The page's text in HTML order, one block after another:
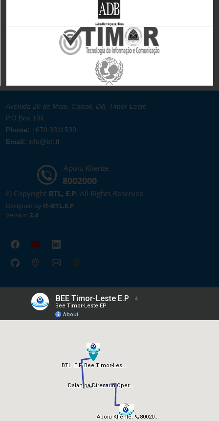
Avenida 20 de Maio, Caicoli, Dili, Timor-Leste
P.O.Box 194.
Phone: +670 3311539
Email: info@btl.tl
Apoiu Kliente
8002000
© Copyright BTL, E.P. All Rights Reserved
Designed by IT-BTL,E.P
Version 2.4